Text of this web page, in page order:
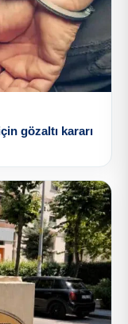
gözaltı kararı